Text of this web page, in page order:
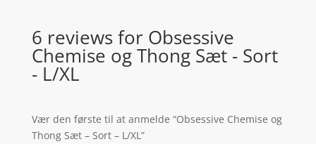
6 reviews for Obsessive
Chemise og Thong Sæt - Sort
- L/XL
Vær den første til at anmelde “Obsessive Chemise og
Thong Sæt – Sort – L/XL”